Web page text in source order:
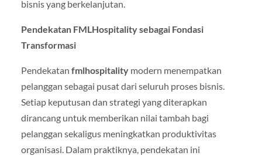
bisnis yang berkelanjutan.
Pendekatan FMLHospitality sebagai Fondasi
Transformasi
Pendekatan fmlhospitalitymodern menempatkan
pelanggan sebagai pusat dari seluruh proses bisnis.
Setiap keputusan dan strategi yang diterapkan
dirancang untuk memberikan nilai tambah bagi
pelanggan sekaligus meningkatkan produktivitas
organisasi. Dalam praktiknya, pendekatan ini